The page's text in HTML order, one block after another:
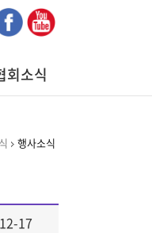
회소식
행사소식
17